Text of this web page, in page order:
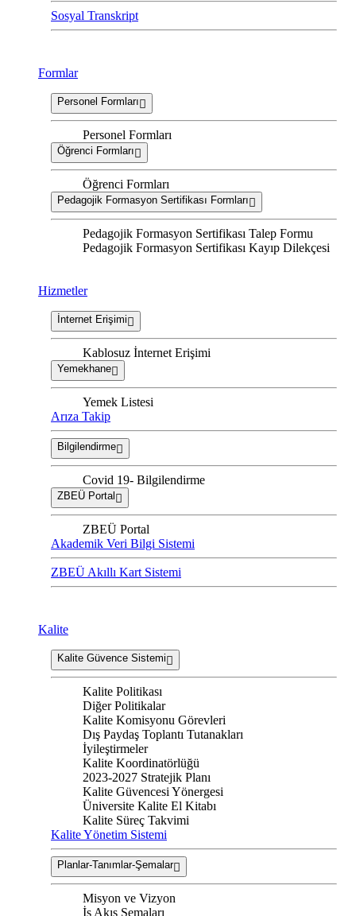
Sosyal Transkript
Formlar
Personel Formları
Personel Formları
Öğrenci Formları
Öğrenci Formları
Pedagojik Formasyon Sertifikası Formları
Pedagojik Formasyon Sertifikası Talep Formu
Pedagojik Formasyon Sertifikası Kayıp Dilekçesi
Hizmetler
İnternet Erişimi
Kablosuz İnternet Erişimi
Yemekhane
Yemek Listesi
Arıza Takip
Bilgilendirme
Covid 19- Bilgilendirme
ZBEÜ Portal
ZBEÜ Portal
Akademik Veri Bilgi Sistemi
ZBEÜ Akıllı Kart Sistemi
Kalite
Kalite Güvence Sistemi
Kalite Politikası
Diğer Politikalar
Kalite Komisyonu Görevleri
Dış Paydaş Toplantı Tutanakları
İyileştirmeler
Kalite Koordinatörlüğü
2023-2027 Stratejik Planı
Kalite Güvencesi Yönergesi
Üniversite Kalite El Kitabı
Kalite Süreç Takvimi
Kalite Yönetim Sistemi
Planlar-Tanımlar-Şemalar
Misyon ve Vizyon
İş Akış Şemaları